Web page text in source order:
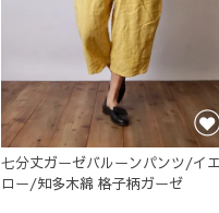
七分丈ガーゼバルーンパンツ/イエ
ロー/知多木綿 格子柄ガーゼ